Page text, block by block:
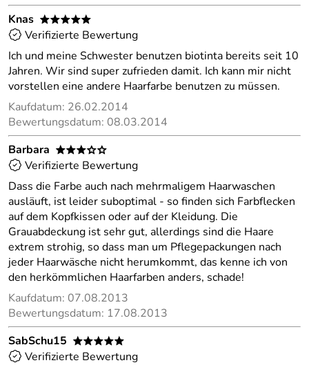
Knas
*****
Verifizierte Bewertung
Ich und meine Schwester benutzen biotinta bereits seit 10
Jahren. Wir sind super zufrieden damit. Ich kann mir nicht
vorstellen eine andere Haarfarbe benutzen zu müssen.
Kaufdatum: 26.02.2014
Bewertungsdatum: 08.03.2014
Barbara
***oo
Verifizierte Bewertung
Dass die Farbe auch nach mehrmaligem Haarwaschen
ausläuft, ist leider suboptimal - so finden sich Farbflecken
auf dem Kopfkissen oder auf der Kleidung. Die
Grauabdeckung ist sehr gut, allerdings sind die Haare
extrem strohig, so dass man um Pflegepackungen nach
jeder Haarwäsche nicht herumkommt, das kenne ich von
den herkömmlichen Haarfarben anders, schade!
Kaufdatum: 07.08.2013
Bewertungsdatum: 17.08.2013
SabSchu15
*****
Verifizierte Bewertung